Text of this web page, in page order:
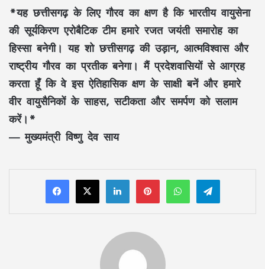
*यह छत्तीसगढ़ के लिए गौरव का क्षण है कि भारतीय वायुसेना
की सूर्यकिरण एरोबैटिक टीम हमारे रजत जयंती समारोह का
हिस्सा बनेगी। यह शो छत्तीसगढ़ की उड़ान, आत्मविश्वास और
राष्ट्रीय गौरव का प्रतीक बनेगा। मैं प्रदेशवासियों से आग्रह
करता हूँ कि वे इस ऐतिहासिक क्षण के साक्षी बनें और हमारे
वीर वायुसैनिकों के साहस, सटीकता और समर्पण को सलाम
करें।*
—मुख्यमंत्री विष्णु देव साय
LinkedInPinterestWhatsAppTelegram